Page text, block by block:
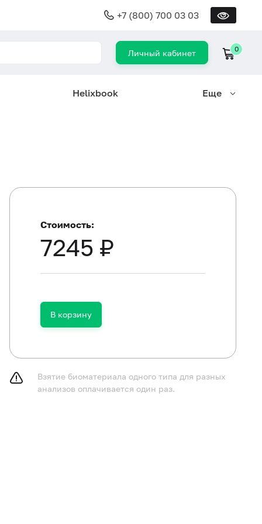
+7 (800) 700 03 03
Личный кабинет 0
Helixbook Еще
Стоимость:
7245 ₽
В корзину
Взятие биоматериала одного типа для разных
анализов оплачивается один раз.